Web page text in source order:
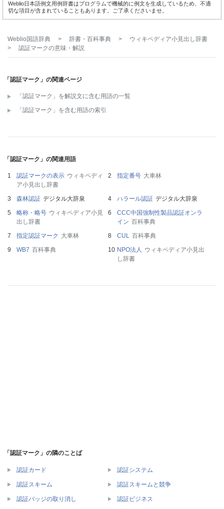
Weblio日本語例文用例辞書はプログラムで機械的に例文を生成しているため、不適
切な項目が含まれていることもあります。ご了承くださいませ。
Weblio国語辞典 > 辞書・百科事典 >
ウィキペディア小見出し辞書
>
認証マークの意味・解説
「認証マーク」の関連ページ
「認証マーク」を解説文に含む用語の一覧
「認証マーク」を含む用語の索引
「認証マーク」の関連用語
認証マークの表示 ウィキペディ
ア小見出し辞書
指定番号 大車林
森林認証 デジタル大辞泉 ハラール認証 デジタル大辞泉
略称・略号 ウィキペディア小見
出し辞書
CCC中国強制性製品認証オンラ
イン 百科事典
指定認証マーク 大車林 CUL 百科事典
WB7 百科事典 NPO法人 ウィキペディア小見出
し辞書
「認証マーク」の隣のことば
認証カード 認証システム
認証スキーム 認証スキームと競争
認証バッジの取り消し 認証ビジネス